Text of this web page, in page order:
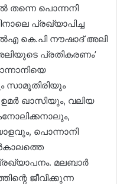
തന്നെ പൊന്നനി
പ്രഖ്യാപിച്ച
കെ.പി നൗഷാദ് അലി
പ്രതികരണം’
സാമൂതിരിയും
ഖാസിയും, വലിയ
പൊന്നാനി
മലബാർ
ജീവിക്കുന്ന